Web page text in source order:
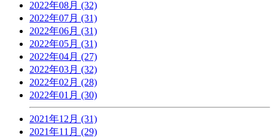
2022年08月 (32)
2022年07月 (31)
2022年06月 (31)
2022年05月 (31)
2022年04月 (27)
2022年03月 (32)
2022年02月 (28)
2022年01月 (30)
2021年12月 (31)
2021年11月 (29)